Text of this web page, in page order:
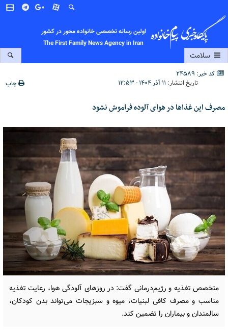
اولین رسانه تخصصی خانواده محور در کشور
The First Family News Agency in Iran
سلامت
کد خبر: 24589
تاریخ انتشار: ۱۱ آذر ۱۴۰۴ - ۱۲:۵۳ چاپ
مصرف این غذاها در هوای آلوده فراموش نشود
متخصص تغذیه و رژیم‌درمانی گفت: در روزهای آلودگی هوا، رعایت تغذیه
مناسب و مصرف کافی لبنیات، میوه و سبزیجات می‌تواند بدن کودکان،
سالمندان و بیماران را تضمین کند.